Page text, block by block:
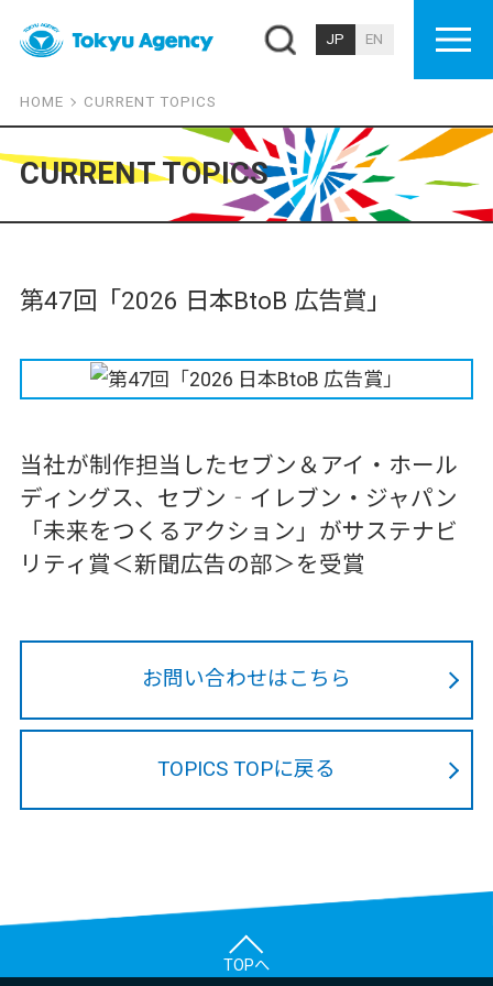
JP EN
HOME CURRENT TOPICS
CURRENT TOPICS
第47回「2026 日本BtoB 広告賞」
当社が制作担当したセブン＆アイ・ホール
ディングス、セブン‐イレブン・ジャパン
「未来をつくるアクション」がサステナビ
リティ賞＜新聞広告の部＞を受賞
お問い合わせはこちら
TOPICS TOPに戻る
TOPへ